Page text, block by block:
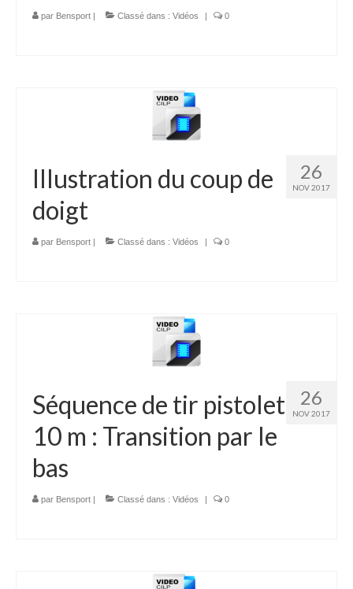
par Bensport | Classé dans : Vidéos | 0
26
NOV 2017
Illustration du coup de
doigt
par Bensport | Classé dans : Vidéos | 0
26
NOV 2017
Séquence de tir pistolet
10 m : Transition par le
bas
par Bensport | Classé dans : Vidéos | 0